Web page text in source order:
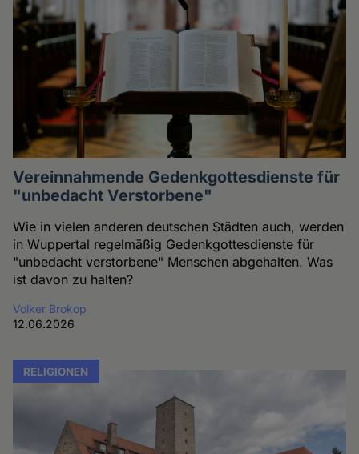
Vereinnahmende Gedenkgottesdienste für
"unbedacht Verstorbene"
Wie in vielen anderen deutschen Städten auch, werden
in Wuppertal regelmäßig Gedenkgottesdienste für
"unbedacht verstorbene" Menschen abgehalten. Was
ist davon zu halten?
Volker Brokop
12.06.2026
RELIGIONEN